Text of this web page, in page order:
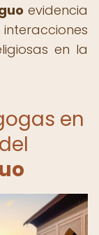
evidencia
en la
en